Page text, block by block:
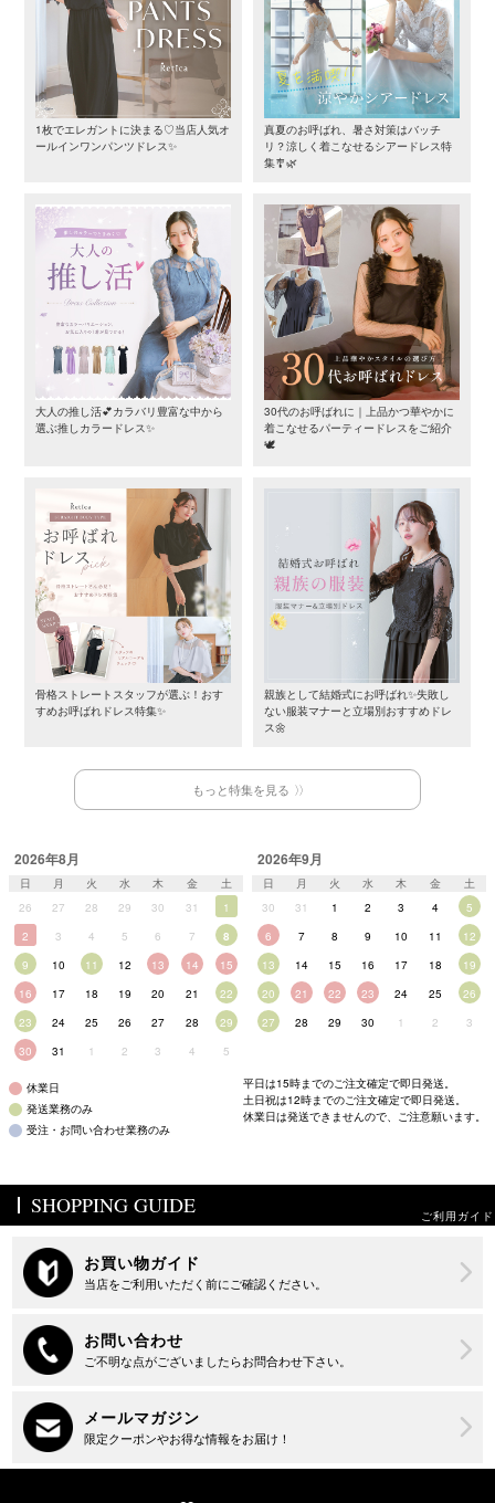
1枚でエレガントに決まる♡当店人気オ
ールインワンパンツドレス✨
真夏のお呼ばれ、暑さ対策はバッチ
リ？涼しく着こなせるシアードレス特
集🎐🌿
大人の推し活💕カラバリ豊富な中から
選ぶ推しカラードレス✨
30代のお呼ばれに｜上品かつ華やかに
着こなせるパーティードレスをご紹介
🕊️
骨格ストレートスタッフが選ぶ！おす
すめお呼ばれドレス特集✨
親族として結婚式にお呼ばれ✨失敗し
ない服装マナーと立場別おすすめドレ
ス🌼
もっと特集を見る
2026年8月
日 月 火 水 木 金
土
26
27 28 29 30 31
1
2
3 4 5 6 7
8
9
10 11 12 13 14
15
16
17 18 19 20 21
22
23
24 25 26 27 28
29
30
31 1 2 3 4 5
2026年9月
日 月 火 水 木 金
土
30
31 1 2 3 4
5
6
7 8 9 10 11
12
13
14 15 16 17 18
19
20
21 22 23 24 25
26
27
28 29 30 1 2 3
休業日
発送業務のみ
受注・お問い合わせ業務のみ
平日は15時までのご注文確定で即日発送。
土日祝は12時までのご注文確定で即日発送。
休業日は発送できませんので、ご注意願います。
SHOPPING GUIDE ご利用ガイド